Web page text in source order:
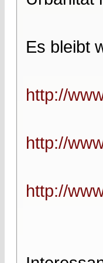
Es bleibt
http://
http://
http://